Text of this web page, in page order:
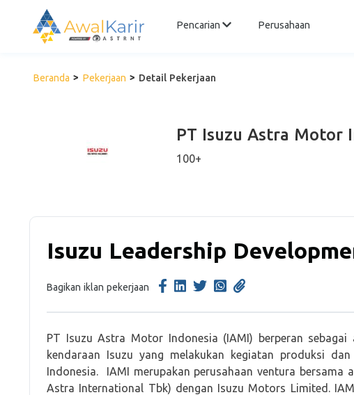
Pencarian Perusahaan
Beranda Pekerjaan Detail Pekerjaan
PT Isuzu Astra Motor
100+
Isuzu Leadership
Bagikan iklan pekerjaan
PT Isuzu Astra Motor Indonesia (IAMI) berperan
kendaraan Isuzu yang melakukan kegiatan produksi
Indonesia. IAMI merupakan perusahaan ventura bersama
Astra International Tbk) dengan Isuzu Motors Limited.